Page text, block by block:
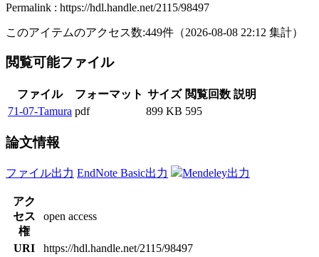
Permalink : https://hdl.handle.net/2115/98497
このアイテムのアクセス数:449件 （2026-08-08 22:12 集計）
閲覧可能ファイル
ファイル フォーマット サイズ 閲覧回数 説明
71-07-Tamura pdf 899 KB 595
論文情報
ファイル出力 EndNote Basic出力 Mendeley出力
アク
セス
権
open access
URI
https://hdl.handle.net/2115/98497